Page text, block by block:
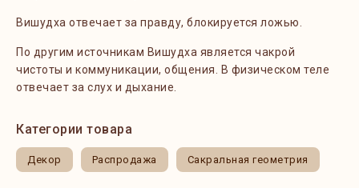
Вишудха отвечает за правду, блокируется ложью.
По другим источникам Вишудха является чакрой
чистоты и коммуникации, общения. В физическом теле
отвечает за слух и дыхание.
Категории товара
Декор Распродажа Сакральная геометрия